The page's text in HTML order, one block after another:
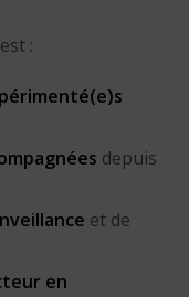
:
depuis
et de
en